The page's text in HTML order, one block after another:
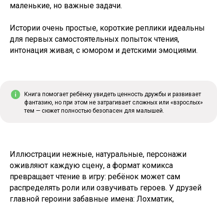
маленькие, но важные задачи.
Истории очень простые, короткие реплики идеальны
для первых самостоятельных попыток чтения,
интонация живая, с юмором и детскими эмоциями.
Книга помогает ребёнку увидеть ценность дружбы и развивает
фантазию, но при этом не затрагивает сложных или «взрослых»
тем — сюжет полностью безопасен для малышей.
Иллюстрации нежные, натуральные, персонажи
оживляют каждую сцену, а формат комикса
превращает чтение в игру: ребёнок может сам
распределять роли или озвучивать героев. У друзей
главной героини забавные имена: Лохматик,